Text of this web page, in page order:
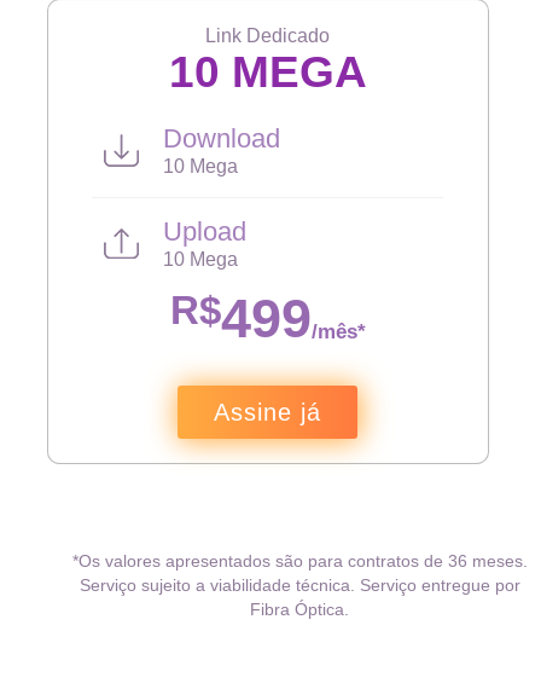
Link Dedicado
10 MEGA
Download
10 Mega
Upload
10 Mega
R$499/mês*
Assine já
*Os valores apresentados são para contratos de 36 meses.
Serviço sujeito a viabilidade técnica. Serviço entregue por
Fibra Óptica.